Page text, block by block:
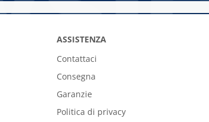
ASSISTENZA
Contattaci
Consegna
Garanzie
Politica di privacy